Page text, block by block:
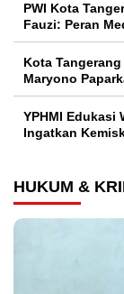
PWI Kota
Fauzi: Peran
Kota Tangerang
Maryono
YPHMI Edukasi
Ingatkan
HUKUM &